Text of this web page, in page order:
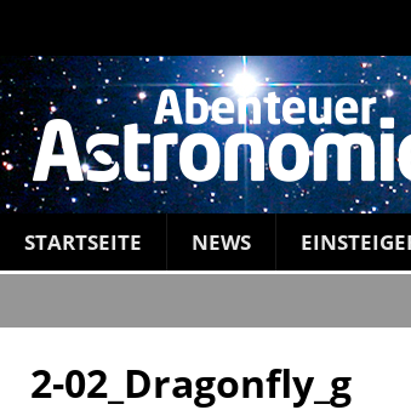
STARTSEITE NEWS
2-02_Dragonfly_g